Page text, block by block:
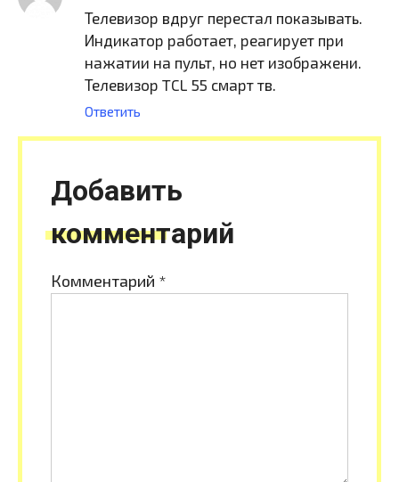
Телевизор вдруг перестал показывать.
Индикатор работает, реагирует при
нажатии на пульт, но нет изображени.
Телевизор TCL 55 смарт тв.
Ответить
Добавить
комментарий
Комментарий *